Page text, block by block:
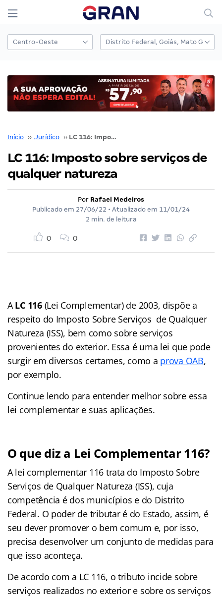
Início ›› Jurídico ›› LC 116: Imposto sobre serviços de qualquer natureza
LC 116: Imposto sobre serviços de
qualquer natureza
Por Rafael Medeiros
Publicado em 27/06/22 • Atualizado em 11/01/24
2 min. de leitura
0 0
ALC 116 (Lei Complementar) de 2003, dispõe a
respeito do Imposto Sobre Serviços de Qualquer
Natureza (ISS), bem como sobre serviços
provenientes do exterior. Essa é uma lei que pode
surgir em diversos certames, como a prova OAB,
por exemplo.
Continue lendo para entender melhor sobre essa
lei complementar e suas aplicações.
O que diz a Lei Complementar 116?
A lei complementar 116 trata do Imposto Sobre
Serviços de Qualquer Natureza (ISS), cuja
competência é dos municípios e do Distrito
Federal. O poder de tributar é do Estado, assim, é
seu dever promover o bem comum e, por isso,
precisa desenvolver um conjunto de medidas para
que isso aconteça.
De acordo com a LC 116, o tributo incide sobre
serviços realizados no exterior e sobre os serviços